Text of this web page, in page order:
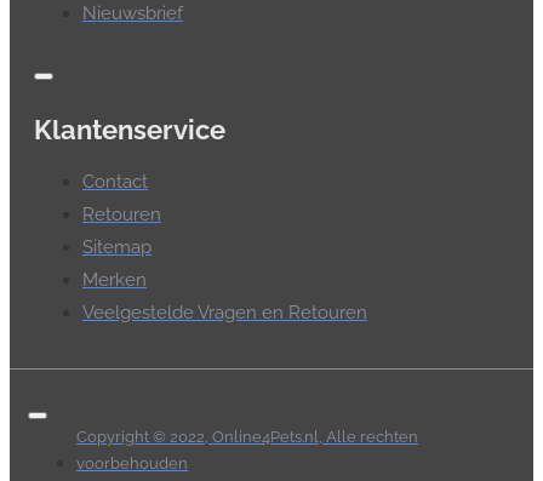
Nieuwsbrief
Klantenservice
Contact
Retouren
Sitemap
Merken
Veelgestelde Vragen en Retouren
Copyright © 2022, Online4Pets.nl, Alle rechten
voorbehouden